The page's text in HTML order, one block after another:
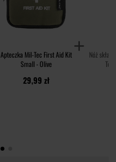
Apteczka Mil-Tec First Aid Kit
Small - Olive
29,99 zł
Nóż
Tec